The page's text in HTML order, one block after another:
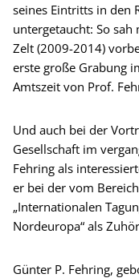
seines Eintritts in den
untergetaucht: So
Zelt (2009-2014)
erste große Grabung
Amtszeit von Prof.
Und auch bei der
Gesellschaft im
Fehring als
er bei der vom
„Internationalen
Nordeuropa“ als
Günter P. Fehring,